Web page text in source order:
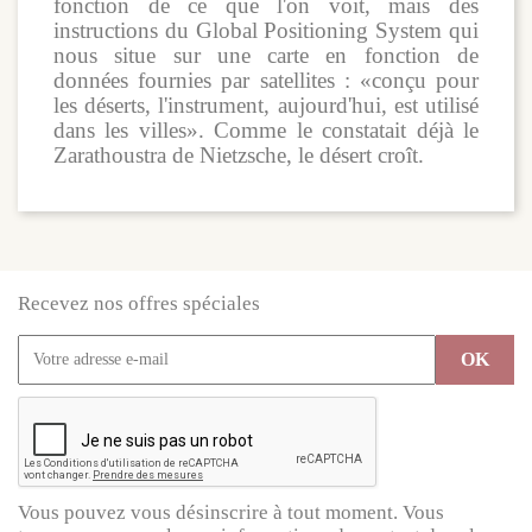
fonction de ce que l'on voit, mais des
instructions du Global Positioning System qui
nous situe sur une carte en fonction de
données fournies par satellites : «conçu pour
les déserts, l'instrument, aujourd'hui, est utilisé
dans les villes». Comme le constatait déjà le
Zarathoustra de Nietzsche, le désert croît.
Recevez nos offres spéciales
Vous pouvez vous désinscrire à tout moment. Vous